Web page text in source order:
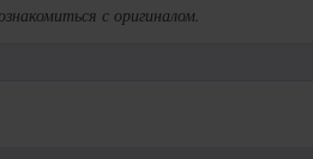
с оригиналом.